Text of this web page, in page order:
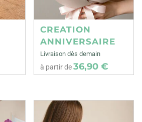
CREATION
ANNIVERSAIRE
Livraison dès demain
à partir de36,90 €